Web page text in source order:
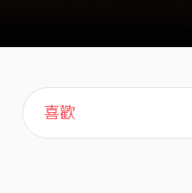
主頁
歌單
喜歡
關於